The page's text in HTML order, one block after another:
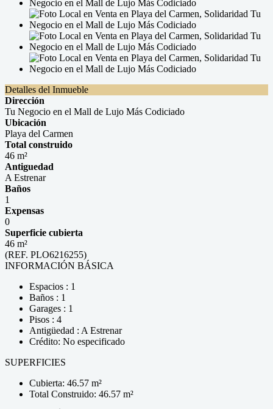
Detalles del Inmueble
Dirección
Tu Negocio en el Mall de Lujo Más Codiciado
Ubicación
Playa del Carmen
Total construido
46 m²
Antiguedad
A Estrenar
Baños
1
Expensas
0
Superficie cubierta
46 m²
(REF. PLO6216255)
INFORMACIÓN BÁSICA
Espacios : 1
Baños : 1
Garages : 1
Pisos : 4
Antigüedad : A Estrenar
Crédito: No especificado
SUPERFICIES
Cubierta: 46.57 m²
Total Construido: 46.57 m²